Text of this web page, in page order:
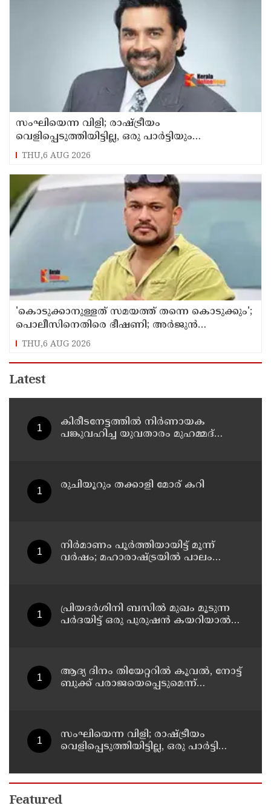
സംഘിയെന്ന വിളി; രാഷ്ട്രീയം
വെളിപ്പെടുത്തിയിട്ടില്ല, ഒരു പാര്‍ട്ടിയും
അംഗത്വത്തിന് സമീപിച്ചിട്ടില്ലെന്ന് ആര്‍ മാധവന്‍
THU,6 AUG 2026
'കൊടുക്കാനുള്ളത് സമയത്ത് തന്നെ കൊടുക്കും';
പൊലീസിനെതിരെ ഭീഷണി; അർജുൻ
ആയങ്കിക്കെതിരെ കേസെടുത്തു
THU,6 AUG 2026
Latest
കിരീടനേട്ടത്തില്‍ നിര്‍ണായക
പങ്കുവഹിച്ച യുവതാരം മുഹമ്മദ്
രുചിയൂറും തക്കാളി മോര് കറി
നിർമാണം പൂർത്തിയായിട്ട് മൂന്ന്
വർഷം; മഹാരാഷ്ട്രയിൽ പാലം
പ്രിയദർശിനി ബസിൽ മുഖം മൂടുന്ന
പർദയിട്ട് ഒരു പുരുഷൻ കയറിയാൽ
ആദ്യ ദിനം തിയേറ്ററില്‍ കൂവല്‍, നോട്ട്
ബുക്ക് പരാജയെപ്പെടുമെന്ന്
സംഘിയെന്ന വിളി; രാഷ്ട്രീയം
വെളിപ്പെടുത്തിയിട്ടില്ല, ഒരു പാര്‍ട്ടിയും
മാധവന്‍
Featured